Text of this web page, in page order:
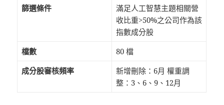
篩選條件
滿足人工智慧主題相關營
收比重>50%之公司作為該
指數成分股
檔數
80 檔
成分股審核頻率
新增刪除：6月 權重調
整：3、6、9、12月